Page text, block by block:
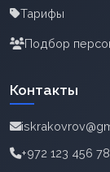
Тарифы
Подбор
Контакты
+972 123 456